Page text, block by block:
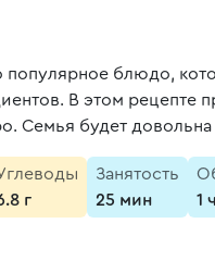
популярное блюдо,
В этом рецепте
Семья будет
г
Занятость
25 мин
1